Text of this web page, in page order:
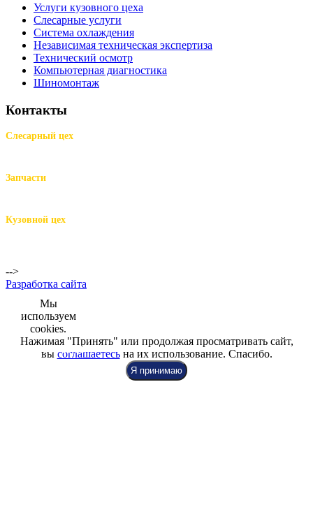
Услуги кузовного цеха
Слесарные услуги
Система охлаждения
Независимая техническая экспертиза
Технический осмотр
Компьютерная диагностика
Шиномонтаж
Контакты
Слесарный цех
+7 (812) 942-00-99
Запчасти
+7 (812) 918-80-40
Кузовной цех
+7 (812) 926-86-86
-->
Разработка сайта
Мы
используем
cookies.
Нажимая "Принять" или продолжая просматривать сайт,
вы соглашаетесьна их использование. Спасибо.
Я принимаю